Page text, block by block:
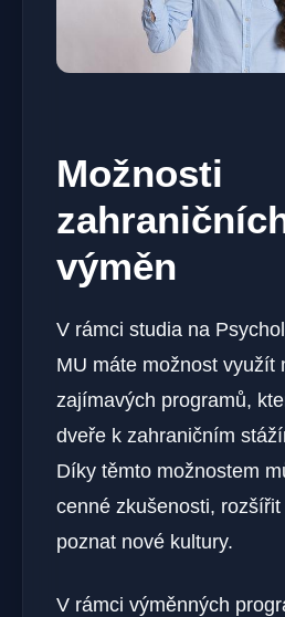
Možnosti
výměn
V rámci studia na
MU máte možnost využít
zajímavých programů,
dveře k zahraničním
Díky těmto možnostem
cenné zkušenosti,
poznat nové kultury.
V rámci výměnných